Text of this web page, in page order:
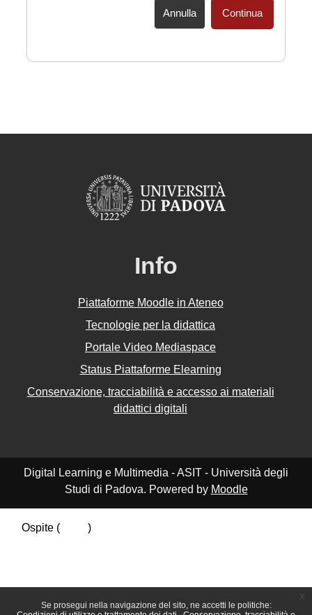
Se prosegui nella navigazione del sito, ne accetti le politiche:
Annulla Continua
Info
Piattaforme Moodle in Ateneo
Tecnologie per la didattica
Portale Video Mediaspace
Status Piattaforme Elearning
Conservazione, tracciabilità e accesso ai materiali
didattici digitali
Digital Learning e Multimedia - ASIT - Università degli
Studi di Padova. Powered by Moodle
Ospite (
)